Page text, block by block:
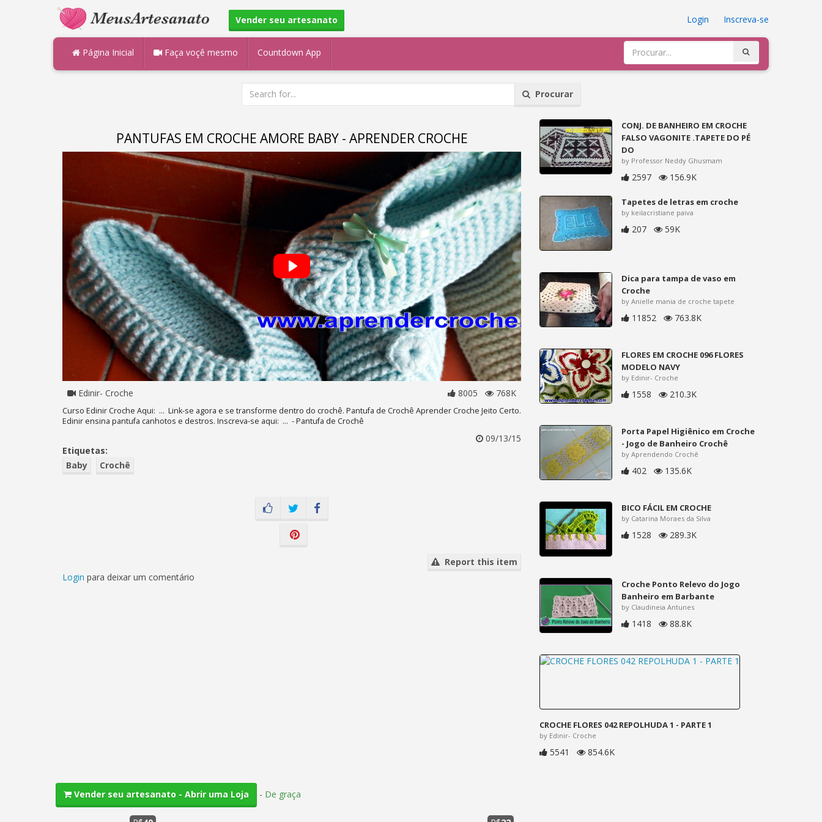
Vender seu artesanato Login Inscreva-se
Página Inicial Faça voçê mesmo Countdown App
Procurar
PANTUFAS EM CROCHE AMORE BABY - APRENDER CROCHE
Edinir- Croche 8005 768K
Curso Edinir Croche Aqui: ... Link-se agora e se transforme dentro do crochê. Pantufa de Crochê Aprender Croche Jeito Certo.
Edinir ensina pantufa canhotos e destros. Inscreva-se aqui: ... - Pantufa de Crochê
09/13/15
Etiquetas:
Baby
Crochê
Report this item
Login para deixar um comentário
CONJ. DE BANHEIRO EM CROCHE
FALSO VAGONITE .TAPETE DO PÉ
DO
by Professor Neddy Ghusmam
2597 156.9K
Tapetes de letras em croche
by keilacristiane paiva
207 59K
Dica para tampa de vaso em
Croche
by Anielle mania de croche tapete
11852 763.8K
FLORES EM CROCHE 096 FLORES
MODELO NAVY
by Edinir- Croche
1558 210.3K
Porta Papel Higiênico em Croche
- Jogo de Banheiro Crochê
by Aprendendo Crochê
402 135.6K
BICO FÁCIL EM CROCHE
by Catarina Moraes da Silva
1528 289.3K
Croche Ponto Relevo do Jogo
Banheiro em Barbante
by Claudineia Antunes
1418 88.8K
CROCHE FLORES 042 REPOLHUDA 1 - PARTE 1
by Edinir- Croche
5541 854.6K
Vender seu artesanato - Abrir uma Loja - De graça